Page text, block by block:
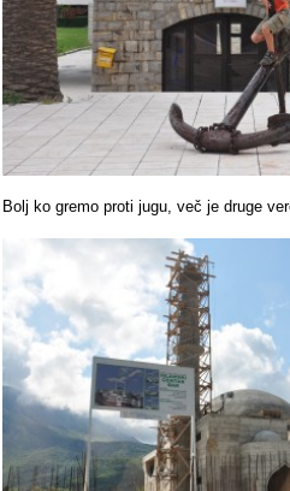
Bolj ko gremo proti jugu, več je druge